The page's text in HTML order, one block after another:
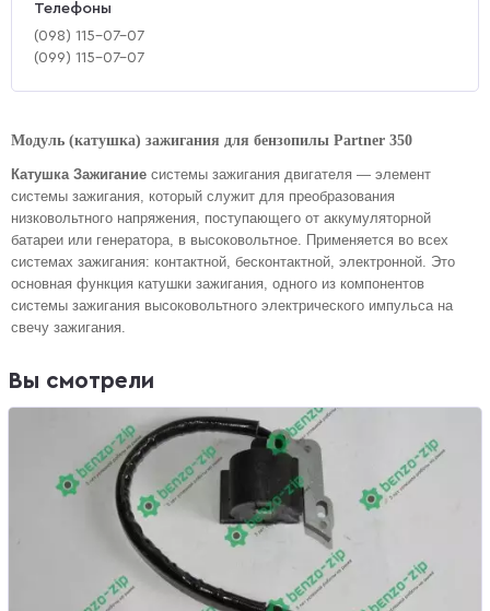
Телефоны
(‎098) 115-07-07
(‎099) 115-07-07
Модуль (катушка) зажигания для бензопилы Partner 350
Катушка Зажигание системы зажигания двигателя — элемент
системы зажигания, который служит для преобразования
низковольтного напряжения, поступающего от аккумуляторной
батареи или генератора, в высоковольтное. Применяется во всех
системах зажигания: контактной, бесконтактной, электронной. Это
основная функция катушки зажигания, одного из компонентов
системы зажигания высоковольтного электрического импульса на
свечу зажигания.
Вы смотрели